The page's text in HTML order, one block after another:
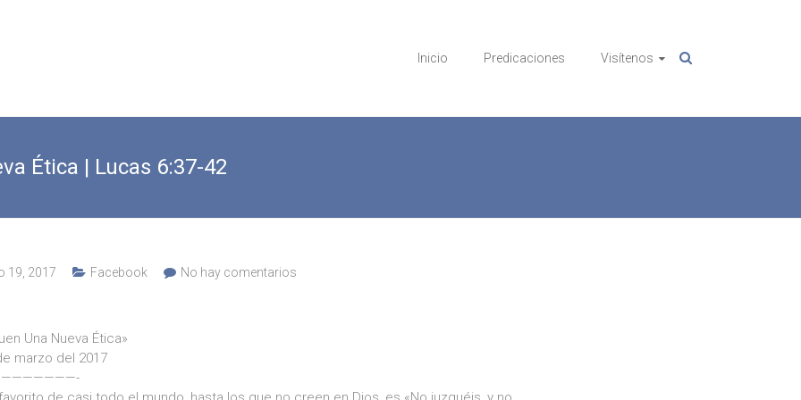
Inicio Predicaciones Visítenos
Ética | Lucas 6:37-42
19, 2017 Facebook No hay comentarios
Una Nueva Ética»
marzo del 2017